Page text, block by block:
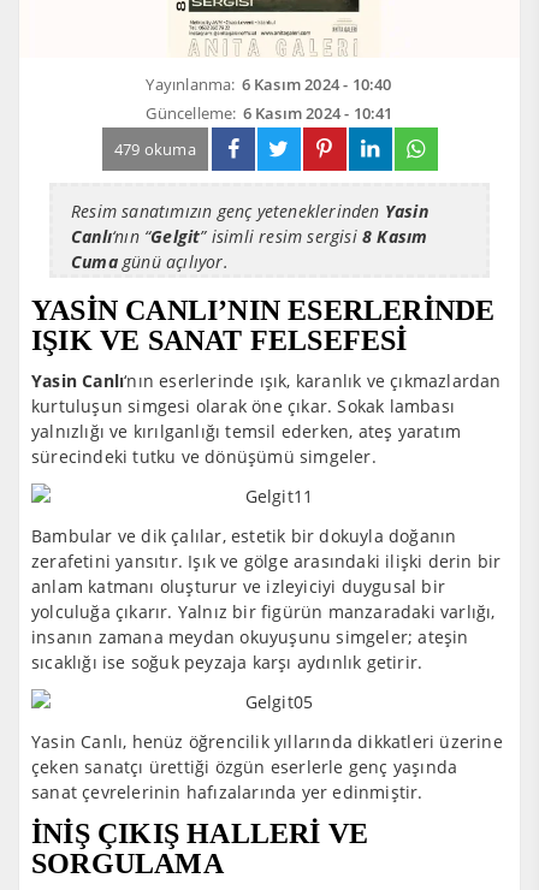
Yayınlanma: 6 Kasım 2024 - 10:40
Güncelleme: 6 Kasım 2024 - 10:41
479 okuma
Resim sanatımızın genç yeteneklerinden Yasin
Canlı‘nın “Gelgit” isimli resim sergisi8 Kasım
Cumagünü açılıyor.
YASİN CANLI’NIN ESERLERİNDE
IŞIK VE SANAT FELSEFESİ
Yasin Canlı‘nın eserlerinde ışık, karanlık ve çıkmazlardan
kurtuluşun simgesi olarak öne çıkar. Sokak lambası
yalnızlığı ve kırılganlığı temsil ederken, ateş yaratım
sürecindeki tutku ve dönüşümü simgeler.
Bambular ve dik çalılar, estetik bir dokuyla doğanın
zerafetini yansıtır. Işık ve gölge arasındaki ilişki derin bir
anlam katmanı oluşturur ve izleyiciyi duygusal bir
yolculuğa çıkarır. Yalnız bir figürün manzaradaki varlığı,
insanın zamana meydan okuyuşunu simgeler; ateşin
sıcaklığı ise soğuk peyzaja karşı aydınlık getirir.
Yasin Canlı, henüz öğrencilik yıllarında dikkatleri üzerine
çeken sanatçı ürettiği özgün eserlerle genç yaşında
sanat çevrelerinin hafızalarında yer edinmiştir.
İNİŞ ÇIKIŞ HALLERİ VE
SORGULAMA